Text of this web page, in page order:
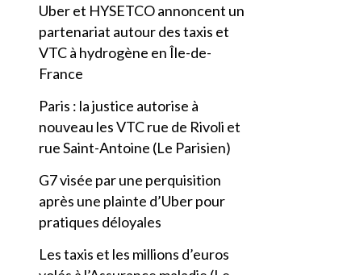
Uber et HYSETCO annoncent un
partenariat autour des taxis et
VTC à hydrogène en Île-de-
France
Paris : la justice autorise à
nouveau les VTC rue de Rivoli et
rue Saint-Antoine (Le Parisien)
G7 visée par une perquisition
après une plainte d’Uber pour
pratiques déloyales
Les taxis et les millions d’euros